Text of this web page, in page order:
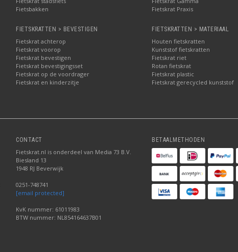
Fietsbakken
Fietskrat Praxis
FIETSKRATTEN > BEVESTIGEN
Fietskrat achterop
Fietskrat voorop
Fietskrat bevestigen
Fietskrat bevestigingsset
Fietskrat op de voordrager
Fietskrat en kinderzitje
FIETSKRATTEN > MATERIAAL
Houten fietskratten
Kunststof fietskratten
Fietskrat riet
Rotan fietskrat
Fietskrat plastic
Fietskrat gerecycled kunststof
CONTACT
Fietskrat.nl is onderdeel van Media 73 B.V.
Biesland 13
1948 RJ Beverwijk
0251-748741
[email protected]
KvK nummer: 61011983
BTW nummer: NL854164637B01
BETAALMETHODEN